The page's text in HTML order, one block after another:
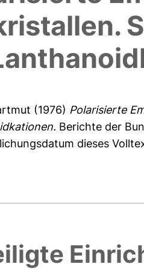
(1976) Polarisierte
Berichte der
dieses